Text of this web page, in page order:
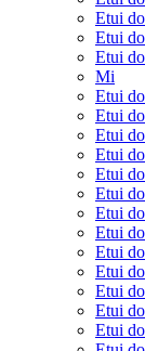
Etui
Etui
Etui
Mi
Etui
Etui
Etui
Etui
Etui
Etui
Etui
Etui
Etui
Etui
Etui
Etui
Etui